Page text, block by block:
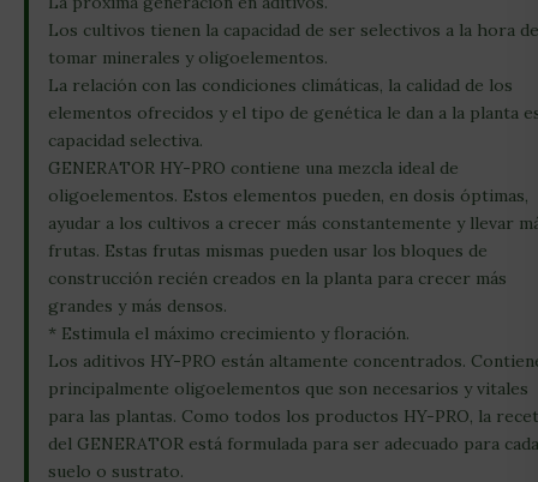
Los cultivos tienen la capacidad de ser selectivos a la hora de
tomar minerales y oligoelementos.
La relación con las condiciones climáticas, la calidad de los
elementos ofrecidos y el tipo de genética le dan a la planta
capacidad selectiva.
GENERATOR HY-PRO contiene una mezcla ideal de
oligoelementos. Estos elementos pueden, en dosis óptimas,
ayudar a los cultivos a crecer más constantemente y llevar
frutas. Estas frutas mismas pueden usar los bloques de
construcción recién creados en la planta para crecer más
grandes y más densos.
* Estimula el máximo crecimiento y floración.
Los aditivos HY-PRO están altamente concentrados.
principalmente oligoelementos que son necesarios y vitales
para las plantas. Como todos los productos HY-PRO, la
del GENERATOR está formulada para ser adecuado para cada
suelo o sustrato.